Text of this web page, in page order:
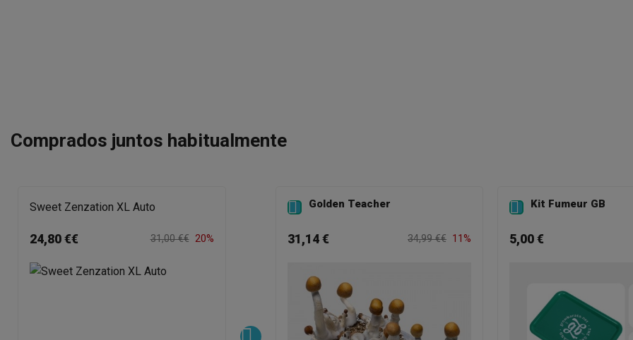
Comprados juntos habitualmente
Sweet Zenzation XL Auto
24,80 €€ 31,00 €€ 20%
 Golden Teacher
31,14 € 34,99 €€ 11%
 Kit Fumeur GB
5,00 €